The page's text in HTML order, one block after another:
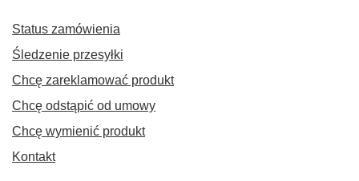
Status zamówienia
Śledzenie przesyłki
Chcę zareklamować produkt
Chcę odstąpić od umowy
Chcę wymienić produkt
Kontakt